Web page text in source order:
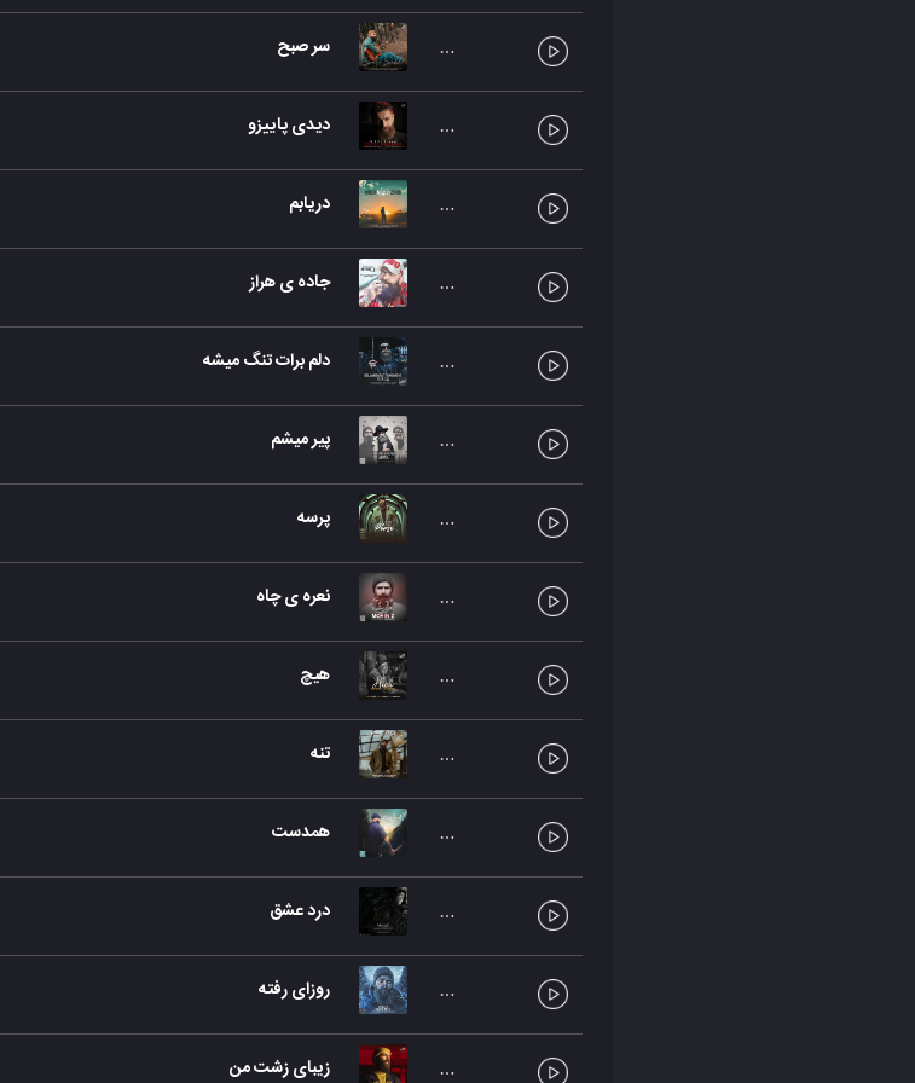
سر صبح
دیدی پاییزو
دریابم
جاده ی هراز
دلم برات تنگ میشه
پیر میشم
پرسه
نعره ی چاه
هیچ
تنه
همدست
درد عشق
روزای رفته
زیبای زشت من